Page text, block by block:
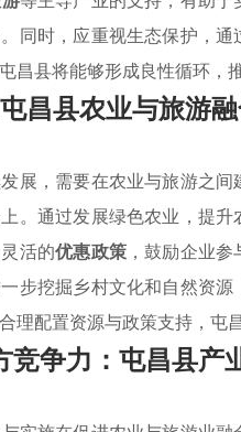
同时，应重视生态保护，
昌县将能够形成良性循环，
昌县农业与旅游
展，需要在农业与旅游之
。通过发展绿色农业，提
活的优惠政策，鼓励企业参
步挖掘乡村文化和自然资
理配置资源与政策支持，屯
竞争力：屯昌县产